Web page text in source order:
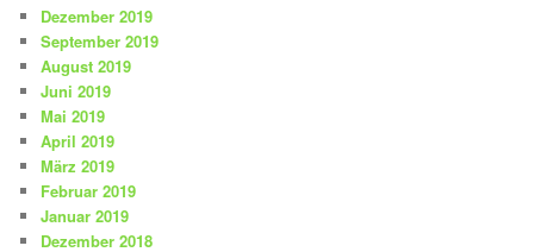
Dezember 2019
September 2019
August 2019
Juni 2019
Mai 2019
April 2019
März 2019
Februar 2019
Januar 2019
Dezember 2018